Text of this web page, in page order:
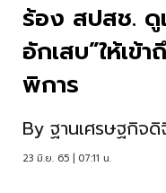
ร้อง สปสช.
อักเสบ”ให้เข้
พิการ
By ฐานเศรษฐกิจ
23 มิ.ย. 65 | 07:11 น.